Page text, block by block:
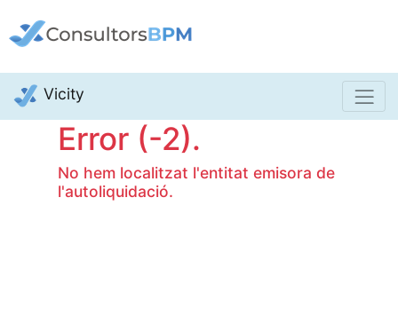
Vicity
Error (-2).
No hem localitzat l'entitat emisora de
l'autoliquidació.